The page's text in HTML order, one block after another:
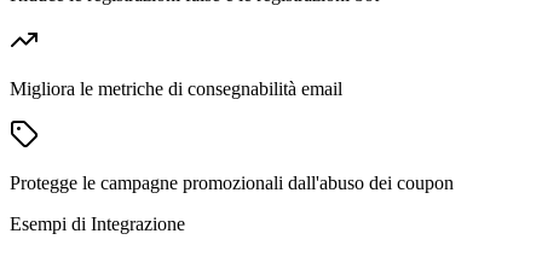
Migliora le metriche di consegnabilità email
Protegge le campagne promozionali dall'abuso dei coupon
Esempi di Integrazione